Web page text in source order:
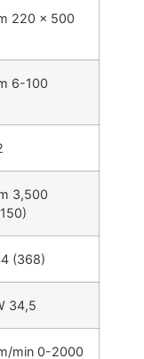
220 x 500
6-100
3,500
(368)
34,5
min 0-2000